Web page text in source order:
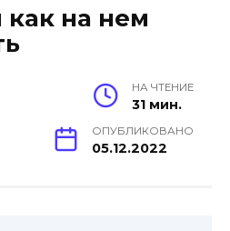
как на нем
НА ЧТЕНИЕ
31 мин.
ОПУБЛИКОВАНО
05.12.2022